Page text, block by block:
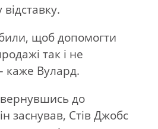
відставку.
щоб допомогти
так і не
каже Вулард.
до
заснував, Стів Джобс